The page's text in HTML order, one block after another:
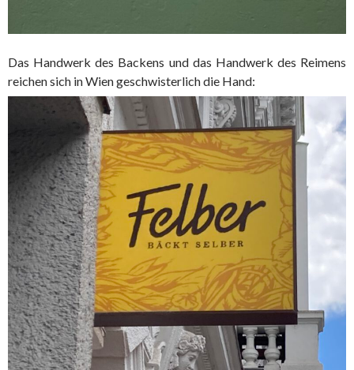
Das Handwerk des Backens und das Handwerk des Reimens
reichen sich in Wien geschwisterlich die Hand: